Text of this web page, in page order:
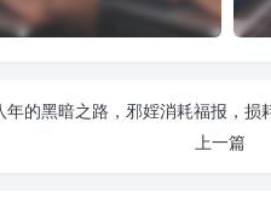
年的黑暗之路，邪婬消耗福报，
上一篇